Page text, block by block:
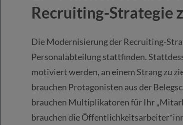
Recruiting-Strategie
Die Modernisierung der Recruiting-
Personalabteilung stattfinden.
motiviert werden, an einem Strang zu
brauchen Protagonisten aus der
brauchen Multiplikatoren für Ihr
brauchen die